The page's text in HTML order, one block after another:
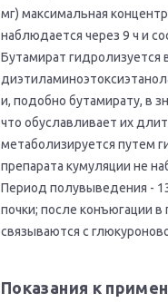
мг) максимальная
наблюдается через 9 ч и
Бутамират
и, подобно бутамирату, в
что обуславливает их
метаболизируется путем
препарата кумуляции не
Период полувыведения -
почки; после конъюгации
связываются с
Показания к